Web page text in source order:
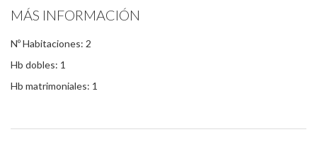
MÁS INFORMACIÓN
Nº Habitaciones: 2
Hb dobles: 1
Hb matrimoniales: 1